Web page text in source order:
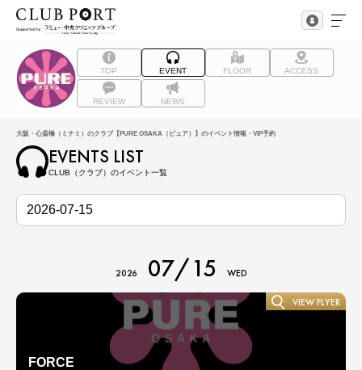
TOP EVENT FLOOR ACCESS
REVIEW NEWS
大阪・心斎橋（ミナミ）のクラブ【PURE OSAKA（ピュア）】のイベント情報・VIP予約
EVENTS LIST
CLUB（クラブ）のイベント一覧
2026 07/15 WED
FORCE
VIEW FLYER